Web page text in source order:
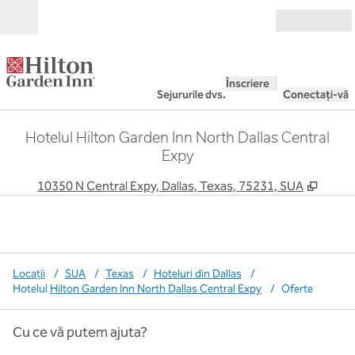
Sejururile dvs.
Înscriere
Conectați-vă
Hotelul Hilton Garden Inn North Dallas Central
Expy
10350 N Central Expy, Dallas, Texas, 75231, SUA ,
Locații / SUA / Texas / Hoteluri din Dallas
/
Hotelul Hilton Garden Inn North Dallas Central Expy / Oferte
Cu ce vă putem ajuta?